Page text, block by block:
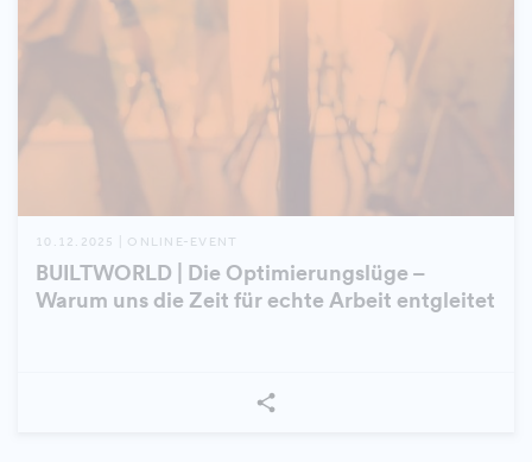
10.12.2025 | ONLINE-EVENT
BUILTWORLD | Die Optimierungslüge –
Warum uns die Zeit für echte Arbeit entgleitet